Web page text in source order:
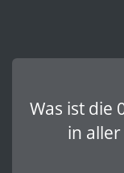
Was ist die
in aller